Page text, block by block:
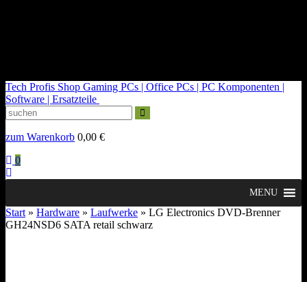
Tech Profis Shop Gaming PCs | Office PCs | PC Komponenten |
Software | Ersatzteile
zum Warenkorb 0,00 €
0
MENU
Start » Hardware » Laufwerke » LG Electronics DVD-Brenner
GH24NSD6 SATA retail schwarz